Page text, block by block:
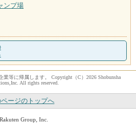
ンプ場
等に帰属します。 Copyright（C）2026 Shobunsha
All rights reserved.
ページのトップへ
Group, Inc.